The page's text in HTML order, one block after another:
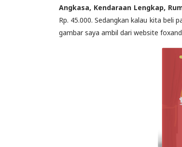
Angkasa, Kendaraan Lengkap,
Rp. 45.000. Sedangkan kalau kita beli
gambar saya ambil dari website